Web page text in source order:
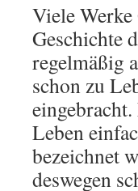
Viele Werke
Geschichte
regelmäßig
schon zu
Leben
bezeichnet
deswegen